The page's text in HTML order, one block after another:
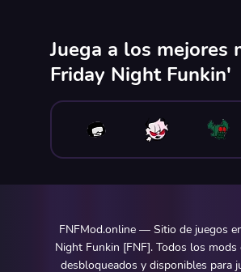
Juega a los mejores
Friday Night Funkin'
FNFMod.online — Sitio de juegos
Night Funkin [FNF]. Todos los mods
desbloqueados y disponibles para